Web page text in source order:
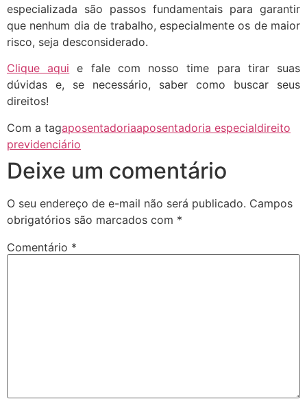
especializada são passos fundamentais para garantir
que nenhum dia de trabalho, especialmente os de maior
risco, seja desconsiderado.
Clique aqui e fale com nosso time para tirar suas
dúvidas e, se necessário, saber como buscar seus
direitos!
Com a tagaposentadoriaaposentadoria especialdireito
previdenciário
Deixe um comentário
O seu endereço de e-mail não será publicado. Campos
obrigatórios são marcados com *
Comentário *